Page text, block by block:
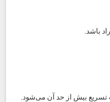
تسریع بیش از حد آن می‌شود.